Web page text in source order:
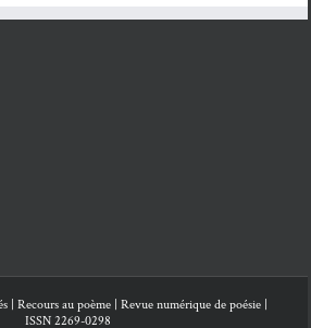
| Recours au poème | Revue numérique de poésie |
ISSN 2269-0298